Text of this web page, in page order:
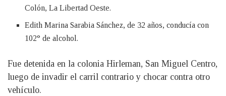
Colón, La Libertad Oeste.
Edith Marina Sarabia Sánchez, de 32 años, conducía con
102° de alcohol.
Fue detenida en la colonia Hirleman, San Miguel Centro,
luego de invadir el carril contrario y chocar contra otro
vehículo.